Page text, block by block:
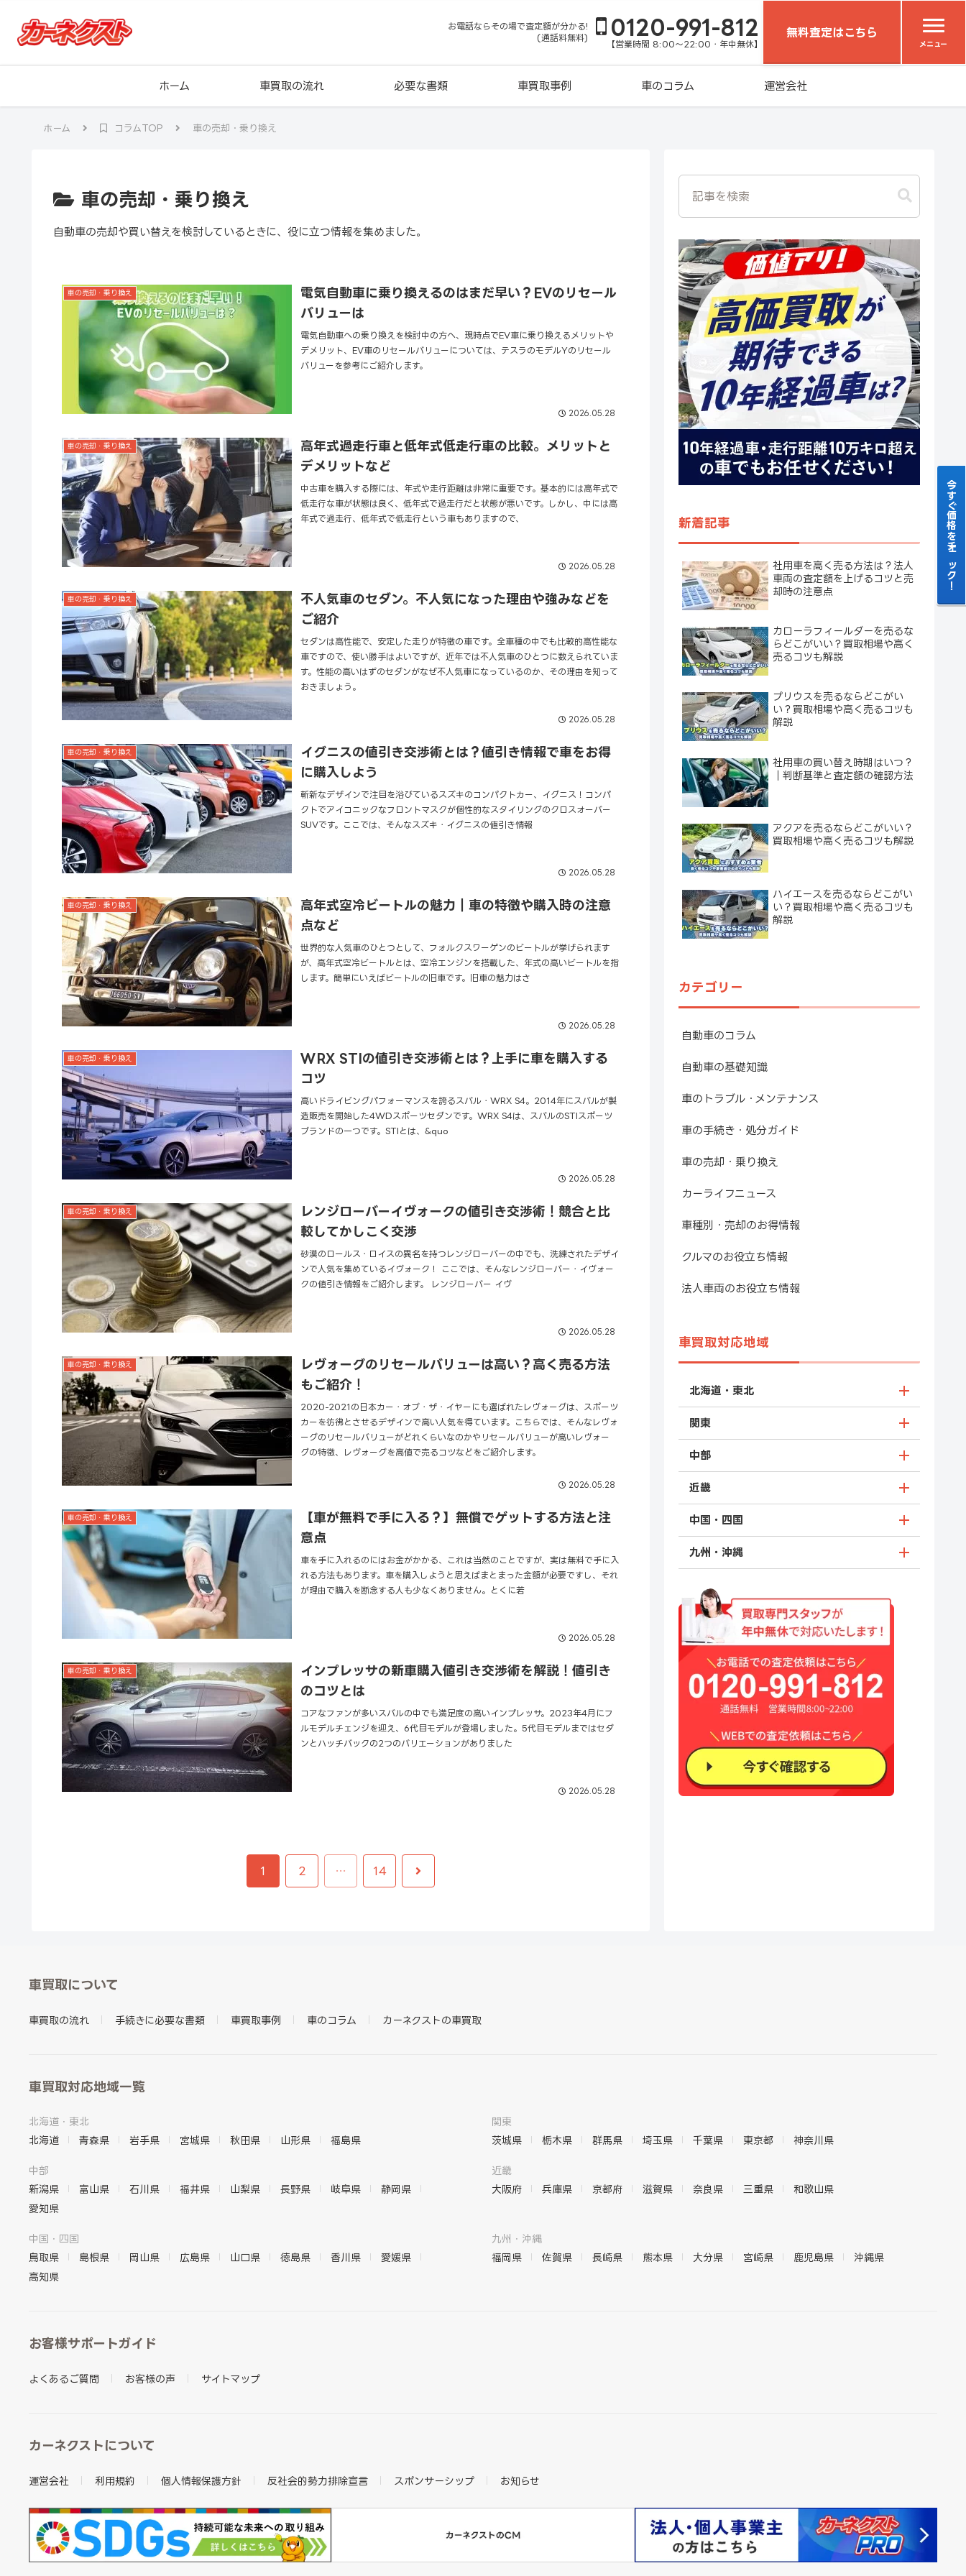
お電話ならその場で査定額が分かる!
(通話料無料)
0120-991-812
【営業時間 8:00～22:00・年中無休】
無料査定はこちら
メニュー
ホーム 車買取の流れ 必要な書類 車買取事例 車のコラム 運営会社
ホーム コラムTOP 車の売却・乗り換え
車の売却・乗り換え
自動車の売却や買い替えを検討しているときに、役に立つ情報を集めました。
車の売却・乗り換え
電気自動車に乗り換えるのはまだ早い？EVのリセール
バリューは
電気自動車への乗り換えを検討中の方へ、現時点でEV車に乗り換えるメリットや
デメリット、EV車のリセールバリューについては、テスラのモデルYのリセール
バリューを参考にご紹介します。
2026.05.28
車の売却・乗り換え
高年式過走行車と低年式低走行車の比較。メリットと
デメリットなど
中古車を購入する際には、年式や走行距離は非常に重要です。基本的には高年式で
低走行な車が状態は良く、低年式で過走行だと状態が悪いです。しかし、中には高
年式で過走行、低年式で低走行という車もありますので、
2026.05.28
車の売却・乗り換え
不人気車のセダン。不人気になった理由や強みなどを
ご紹介
セダンは高性能で、安定した走りが特徴の車です。全車種の中でも比較的高性能な
車ですので、使い勝手はよいですが、近年では不人気車のひとつに数えられていま
す。性能の高いはずのセダンがなぜ不人気車になっているのか、その理由を知って
おきましょう。
2026.05.28
車の売却・乗り換え
イグニスの値引き交渉術とは？値引き情報で車をお得
に購入しよう
斬新なデザインで注目を浴びているスズキのコンパクトカー、イグニス！コンパ
クトでアイコニックなフロントマスクが個性的なスタイリングのクロスオーバー
SUVです。ここでは、そんなスズキ・イグニスの値引き情報
2026.05.28
車の売却・乗り換え
高年式空冷ビートルの魅力｜車の特徴や購入時の注意
点など
世界的な人気車のひとつとして、フォルクスワーゲンのビートルが挙げられます
が、高年式空冷ビートルとは、空冷エンジンを搭載した、年式の高いビートルを指
します。簡単にいえばビートルの旧車です。旧車の魅力はさ
2026.05.28
車の売却・乗り換え
WRX STIの値引き交渉術とは？上手に車を購入する
コツ
高いドライビングパフォーマンスを誇るスバル・WRX S4。2014年にスバルが製
造販売を開始した4WDスポーツセダンです。WRX S4は、スバルのSTIスポーツ
ブランドの一つです。STIとは、&quo
2026.05.28
車の売却・乗り換え
レンジローバーイヴォークの値引き交渉術！競合と比
較してかしこく交渉
砂漠のロールス・ロイスの異名を持つレンジローバーの中でも、洗練されたデザイ
ンで人気を集めているイヴォーク！ ここでは、そんなレンジローバー・イヴォー
クの値引き情報をご紹介します。 レンジローバー イヴ
2026.05.28
車の売却・乗り換え
レヴォーグのリセールバリューは高い？高く売る方法
もご紹介！
2020-2021の日本カー・オブ・ザ・イヤーにも選ばれたレヴォーグは、スポーツ
カーを彷彿とさせるデザインで高い人気を得ています。こちらでは、そんなレヴォ
ーグのリセールバリューがどれくらいなのかやリセールバリューが高いレヴォー
グの特徴、レヴォーグを高値で売るコツなどをご紹介します。
2026.05.28
車の売却・乗り換え
【車が無料で手に入る？】無償でゲットする方法と注
意点
車を手に入れるのにはお金がかかる、これは当然のことですが、実は無料で手に入
れる方法もあります。車を購入しようと思えばまとまった金額が必要ですし、それ
が理由で購入を断念する人も少なくありません。とくに若
2026.05.28
車の売却・乗り換え
インプレッサの新車購入値引き交渉術を解説！値引き
のコツとは
コアなファンが多いスバルの中でも満足度の高いインプレッサ。2023年4月にフ
ルモデルチェンジを迎え、6代目モデルが登場しました。5代目モデルまではセダ
ンとハッチバックの2つのバリエーションがありました
2026.05.28
1 2 … 14 次
新着記事
社用車を高く売る方法は？法人
車両の査定額を上げるコツと売
却時の注意点
カローラフィールダーを売るな
らどこがいい？買取相場や高く
売るコツも解説
プリウスを売るならどこがい
い？買取相場や高く売るコツも
解説
社用車の買い替え時期はいつ？
｜判断基準と査定額の確認方法
アクアを売るならどこがいい？
買取相場や高く売るコツも解説
ハイエースを売るならどこがい
い？買取相場や高く売るコツも
解説
カテゴリー
自動車のコラム
自動車の基礎知識
車のトラブル・メンテナンス
車の手続き・処分ガイド
車の売却・乗り換え
カーライフニュース
車種別・売却のお得情報
クルマのお役立ち情報
法人車両のお役立ち情報
車買取対応地域
北海道・東北
関東
中部
近畿
中国・四国
九州・沖縄
車買取について
車買取の流れ 手続きに必要な書類 車買取事例 車のコラム カーネクストの車買取
車買取対応地域一覧
北海道・東北
北海道
青森県 岩手県 宮城県 秋田県 山形県 福島県
関東
茨城県
栃木県 群馬県 埼玉県 千葉県 東京都 神奈川県
中部
新潟県
富山県 石川県 福井県 山梨県 長野県 岐阜県
静岡県
愛知県
近畿
大阪府
兵庫県 京都府 滋賀県 奈良県 三重県 和歌山県
中国・四国
鳥取県
島根県 岡山県 広島県 山口県 徳島県 香川県
愛媛県
高知県
九州・沖縄
福岡県
佐賀県 長崎県 熊本県 大分県 宮崎県 鹿児島県 沖縄県
お客様サポートガイド
よくあるご質問 お客様の声 サイトマップ
カーネクストについて
運営会社 利用規約 個人情報保護方針 反社会的勢力排除宣言 スポンサーシップ お知らせ
今すぐ価格をチェック！